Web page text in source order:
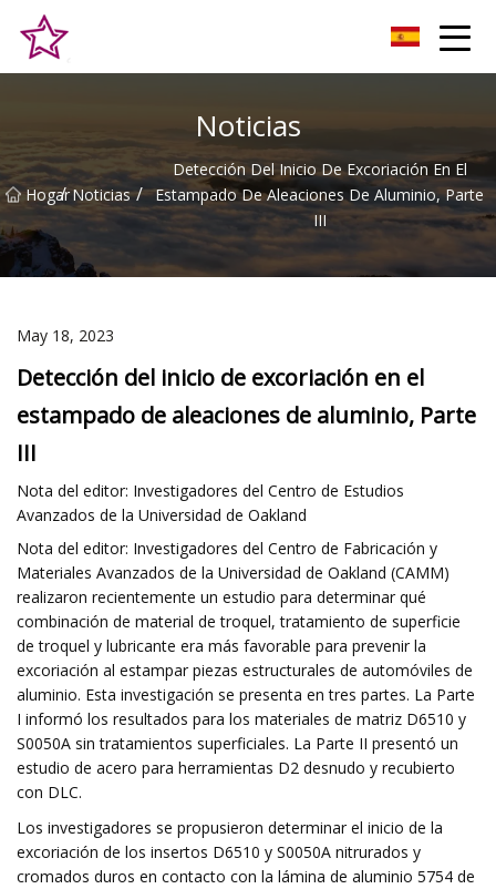
Noticias
Hogar
/ Noticias /
Detección Del Inicio De Excoriación En El
Estampado De Aleaciones De Aluminio, Parte
III
May 18, 2023
Detección del inicio de excoriación en el
estampado de aleaciones de aluminio, Parte
III
Nota del editor: Investigadores del Centro de Estudios
Avanzados de la Universidad de Oakland
Nota del editor: Investigadores del Centro de Fabricación y
Materiales Avanzados de la Universidad de Oakland (CAMM)
realizaron recientemente un estudio para determinar qué
combinación de material de troquel, tratamiento de superficie
de troquel y lubricante era más favorable para prevenir la
excoriación al estampar piezas estructurales de automóviles de
aluminio. Esta investigación se presenta en tres partes. La Parte
I informó los resultados para los materiales de matriz D6510 y
S0050A sin tratamientos superficiales. La Parte II presentó un
estudio de acero para herramientas D2 desnudo y recubierto
con DLC.
Los investigadores se propusieron determinar el inicio de la
excoriación de los insertos D6510 y S0050A nitrurados y
cromados duros en contacto con la lámina de aluminio 5754 de